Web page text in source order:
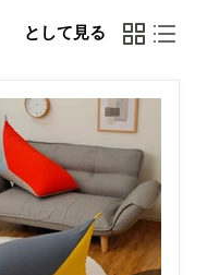
として見る